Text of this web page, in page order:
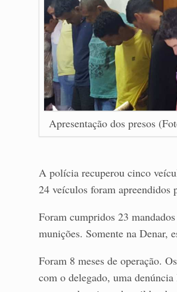
Apresentação dos presos
A polícia recuperou cinco
24 veículos foram
Foram cumpridos 23
munições. Somente na Denar,
Foram 8 meses de operação.
com o delegado, uma